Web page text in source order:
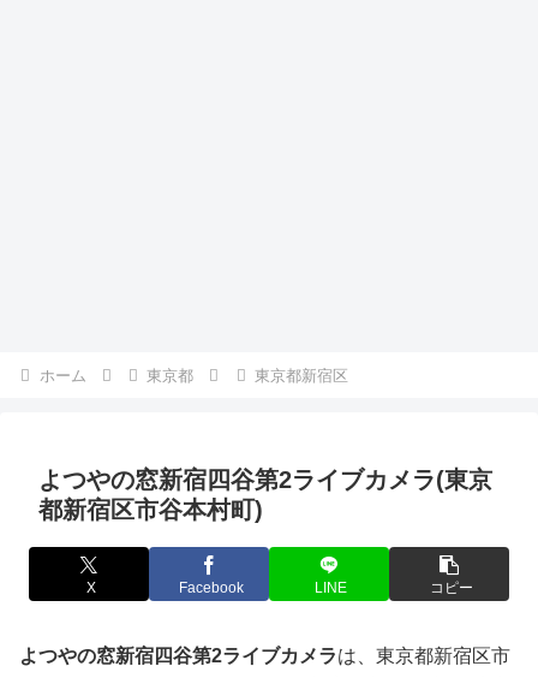
ホーム 東京都 東京都新宿区
よつやの窓新宿四谷第2ライブカメラ(東京
都新宿区市谷本村町)
X Facebook LINE コピー
よつやの窓新宿四谷第2ライブカメラは、東京都新宿区市